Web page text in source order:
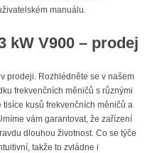
manuálu.
kW V900 – prodej
prodeji. Rozhlédněte se v našem
frekvenčních měničů s různými
kusů frekvenčních měničů a
vám garantovat, že zařízení
dlouhou životnost. Co se týče
takže to zvládne i